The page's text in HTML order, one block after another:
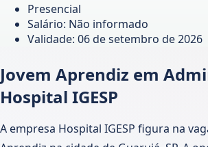
Presencial
Salário: Não informado
Validade: 06 de setembro de 2026
Jovem Aprendiz em
Hospital IGESP
A empresa Hospital IGESP figura na